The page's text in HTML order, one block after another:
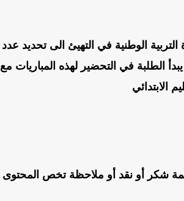
الوطنية في التهيئ الى تحديد عدد
الطلبة في التحضير لهذه المباريات مع
الابتدائي
كلمة شكر أو نقد أو ملاحظة تخص المحتوى